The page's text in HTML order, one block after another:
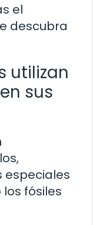
el
descubra
utilizan
sus
especiales
fósiles